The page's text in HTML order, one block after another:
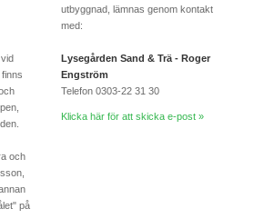
och
på
utbyggnad, lämnas genom kontakt
med:
Lysegården Sand & Trä - Roger
Engström
Telefon 0303-22 31 30
Klicka här för att skicka e-post »